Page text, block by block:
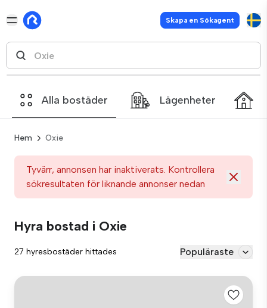
Skapa en Sökagent
Alla bostäder Lägenheter
Hem Oxie
Tyvärr, annonsen har inaktiverats. Kontrollera
sökresultaten för liknande annonser nedan
Hyra bostad i Oxie
27 hyresbostäder hittades Populäraste